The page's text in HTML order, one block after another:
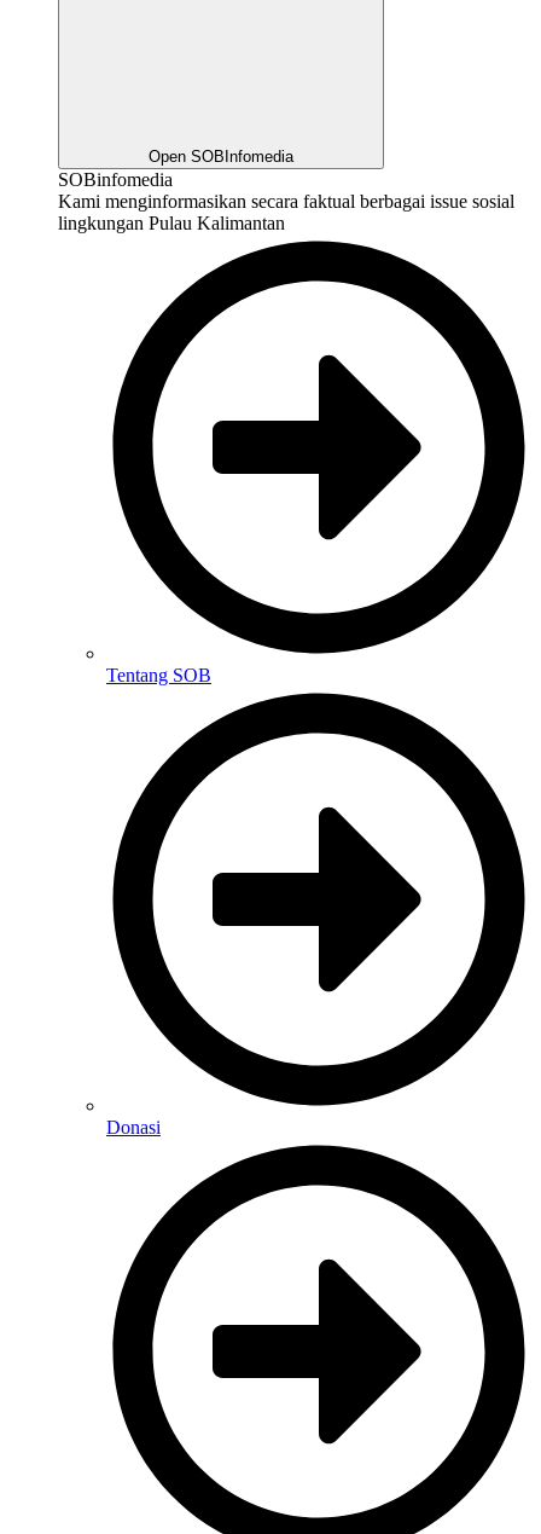
Open SOBInfomedia
SOBinfomedia
Kami menginformasikan secara faktual berbagai issue sosial
lingkungan Pulau Kalimantan
Tentang SOB
Donasi